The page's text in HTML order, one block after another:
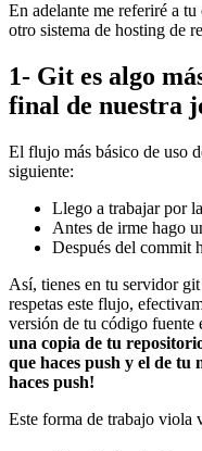
En adelante me referiré a
otro sistema de hosting de
1- Git es algo
final de nuestra
El flujo más básico de uso
siguiente:
Llego a trabajar por
Antes de irme hago
Después del commit
Así, tienes en tu servidor
respetas este flujo,
versión de tu código fuente
una copia de tu
que haces push y el de tu
haces push!
Este forma de trabajo viola